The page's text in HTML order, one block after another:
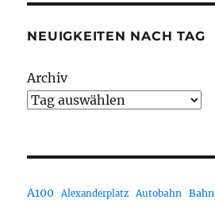
NEUIGKEITEN NACH TAG
Archiv
A100 Alexanderplatz Autobahn Bahn